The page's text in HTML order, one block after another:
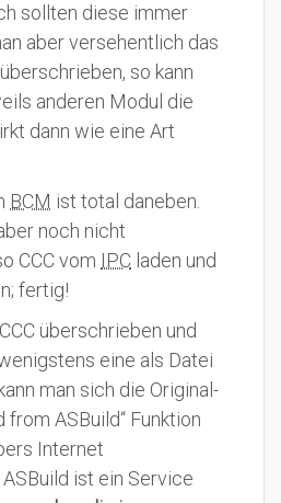
sollten diese immer
aber versehentlich das
so kann
anderen Modul die
dann wie eine Art
BCM ist total daneben.
noch nicht
CCC vom IPC laden und
fertig!
überschrieben und
eine als Datei
man sich die Original-
from ASBuild“ Funktion
Internet
ist ein Service